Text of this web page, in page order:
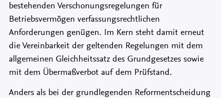
bestehenden Verschonungsregelungen für
Betriebsvermögen verfassungsrechtlichen
Anforderungen genügen. Im Kern steht damit erneut
die Vereinbarkeit der geltenden Regelungen mit dem
allgemeinen Gleichheitssatz des Grundgesetzes sowie
mit dem Übermaßverbot auf dem Prüfstand.
Anders als bei der grundlegenden Reformentscheidung